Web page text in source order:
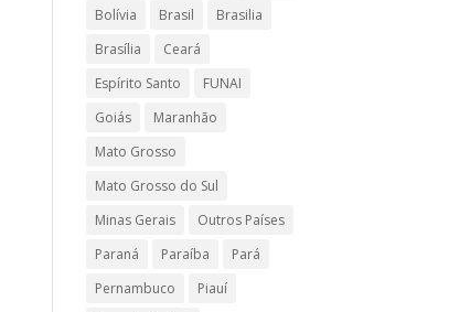
Bolívia
Brasil
Brasilia
Brasília
Ceará
Espírito Santo
FUNAI
Goiás
Maranhão
Mato Grosso
Mato Grosso do Sul
Minas Gerais
Outros Países
Paraná
Paraíba
Pará
Pernambuco
Piauí